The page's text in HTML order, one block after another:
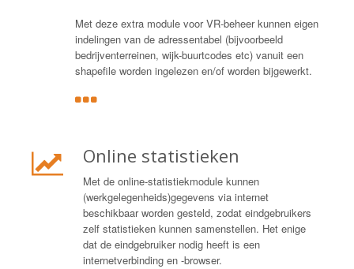
Met deze extra module voor VR-beheer kunnen eigen
indelingen van de adressentabel (bijvoorbeeld
bedrijventerreinen, wijk-buurtcodes etc) vanuit een
shapefile worden ingelezen en/of worden bijgewerkt.
Online statistieken
Met de online-statistiekmodule kunnen
(werkgelegenheids)gegevens via internet
beschikbaar worden gesteld, zodat eindgebruikers
zelf statistieken kunnen samenstellen. Het enige
dat de eindgebruiker nodig heeft is een
internetverbinding en -browser.